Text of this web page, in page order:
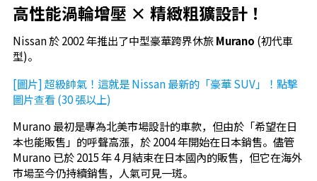
高性能渦輪增壓 × 精緻粗獷設計！
Nissan 於 2002 年推出了中型豪華跨界休旅Murano (初代車
型)。
[圖片] 超級帥氣！這就是 Nissan 最新的「豪華 SUV」！點擊
圖片查看 (30 張以上)
Murano 最初是專為北美市場設計的車款，但由於「希望在日
本也能販售」的呼聲高漲，於 2004 年開始在日本銷售。儘管
Murano 已於 2015 年 4 月結束在日本國內的販售，但它在海外
市場至今仍持續銷售，人氣可見一斑。